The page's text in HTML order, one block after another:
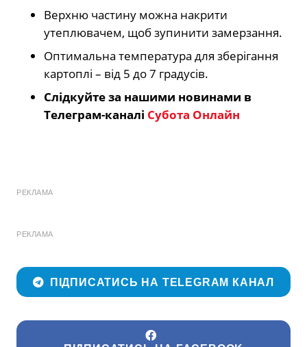
Верхню частину можна накрити
утеплювачем, щоб зупинити замерзання.
Оптимальна температура для зберігання
картоплі – від 5 до 7 градусів.
Слідкуйте за нашими новинами в
Телеграм-каналі Субота Онлайн
РЕКЛАМА
РЕКЛАМА
ПІДПИСАТИСЬ НА TELEGRAM КАНАЛ